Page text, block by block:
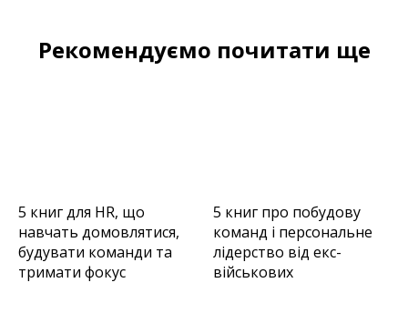
Рекомендуємо почитати ще
5 книг для HR, що
навчать домовлятися,
будувати команди та
тримати фокус
5 книг про побудову
команд і персональне
лідерство від екс-
військових